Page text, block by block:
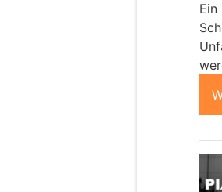
Ein